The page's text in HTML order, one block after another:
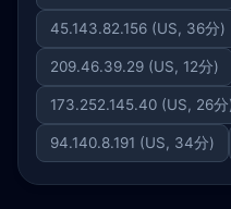
45.143.82.156 (US, 36分)
209.46.39.29 (US, 12分)
173.252.145.40 (US, 26分
94.140.8.191 (US, 34分)